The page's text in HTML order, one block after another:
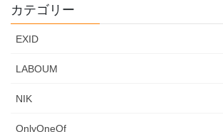
カテゴリー
EXID
LABOUM
NIK
OnlyOneOf